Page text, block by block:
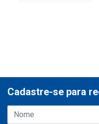
Cadastre-se para